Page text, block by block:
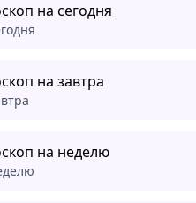
на сегодня
на завтра
на неделю